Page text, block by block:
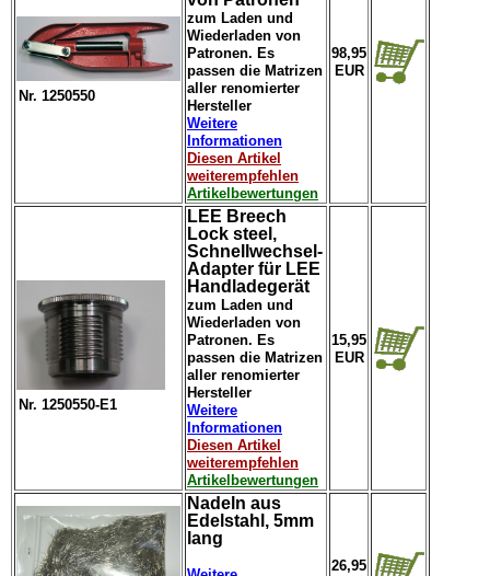
Nr. 1250550
zum Laden und
Wiederladen von
Patronen. Es
passen die Matrizen
aller renomierter
Hersteller
Weitere
Informationen
Diesen Artikel
weiterempfehlen
Artikelbewertungen
98,95
EUR
Nr. 1250550-E1
LEE Breech
Lock steel,
Schnellwechsel-
Adapter für LEE
Handladegerät
zum Laden und
Wiederladen von
Patronen. Es
passen die Matrizen
aller renomierter
Hersteller
Weitere
Informationen
Diesen Artikel
weiterempfehlen
Artikelbewertungen
15,95
EUR
Nadeln aus
Edelstahl, 5mm
lang
26,95